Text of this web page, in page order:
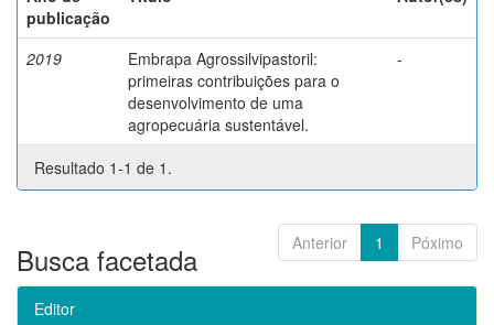
publicação
2019
Embrapa Agrossilvipastoril:
primeiras contribuições para o
desenvolvimento de uma
agropecuária sustentável.
-
Resultado 1-1 de 1.
Anterior 1 Póximo
Busca facetada
Editor